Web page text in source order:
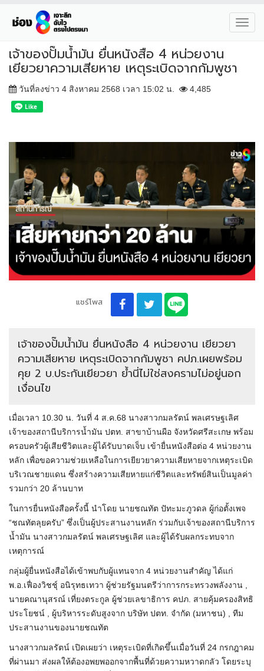
เจ้าของปั๊มน้ำมัน ยื่นหนังสือ 4 หน่วยงาน
เยียวยาความเสียหาย เหตุระเบิดจากกัมพูชา
วันที่ลงข่าว 4 สิงหาคม 2568 เวลา 15:02 น. 4,485
แชร์โพส
เจ้าของปั๊มน้ำมัน ยื่นหนังสือ 4 หน่วยงาน เยียวยา
ความเสียหาย เหตุระเบิดจากกัมพูชา คปภ.เผยพร้อม
คุย 2 บ.ประกันเยียวยา ย้ำนี่ไม่ใช่สงครามไม่อยู่นอก
เงื่อนไข
เมื่อเวลา 10.30 น. วันที่ 4 ส.ค.68 นางสาวกมลรัตน์ พลเศรษฐเลิศ
เจ้าของสถานีบริการน้ำมัน ปตท. สาขาบ้านผือ จังหวัดศรีสะเกษ พร้อม
ครอบครัวผู้เสียชีวิตและผู้ได้รับบาดเจ็บ เข้ายื่นหนังสือต่อ 4 หน่วยงาน
หลัก เพื่อขอความช่วยเหลือในการเยียวยาความเสียหายจากเหตุระเบิด
บริเวณชายแดน ซึ่งสร้างความเสียหายแก่ชีวิตและทรัพย์สินเป็นมูลค่า
รวมกว่า 20 ล้านบาท
ในการยื่นหนังสือครั้งนี้ นำโดย นายชณทัต ปัทะมะภูวดล ผู้ก่อตั้งเพจ
“ชณทัตลุยครับ” ซึ่งเป็นผู้ประสานงานหลัก ร่วมกับเจ้าของสถานีบริการ
น้ำมัน นางสาวกมลรัตน์ พลเศรษฐเลิศ และผู้ได้รับผลกระทบจาก
เหตุการณ์
กลุ่มผู้ยื่นหนังสือได้เข้าพบกับผู้แทนจาก 4 หน่วยงานสำคัญ ได้แก่
พ.อ.เฟื่องวิชชุ์ อนิรุทธเทวา ผู้ช่วยรัฐมนตรีว่าการกระทรวงพลังงาน ,
นายคณานุสรณ์ เที่ยงตระกูล ผู้ช่วยเลขาธิการ คปภ. สายคุ้มครองสิทธิ
ประโยชน์ , ผู้บริหารระดับสูงจาก บริษัท ปตท. จำกัด (มหาชน) , ทีม
ประสานงานของนายชณทัต
นางสาวกมลรัตน์ เปิดเผยว่า เหตุระเบิดที่เกิดขึ้นเมื่อวันที่ 24 กรกฎาคม
ที่ผ่านมา ส่งผลให้ต้องอพยพออกจากพื้นที่ด้วยความหวาดกลัว โดยระบุ